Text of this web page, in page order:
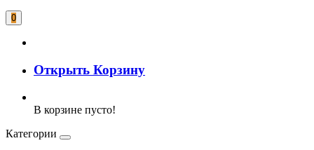
0
Открыть Корзину
В корзине пусто!
Категории